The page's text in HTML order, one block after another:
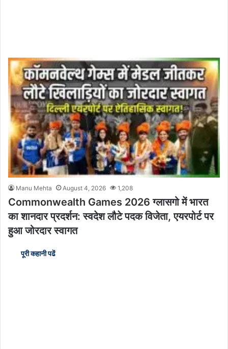
Manu Mehta August 4, 2026 1,208
Commonwealth Games 2026 ग्लासगो में भारत
का शानदार प्रदर्शन: स्वदेश लौटे पदक विजेता, एयरपोर्ट पर
हुआ जोरदार स्वागत
पूरी कहानी पढें